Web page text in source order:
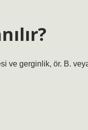
ve gerginlik, ör. B.